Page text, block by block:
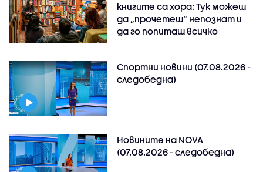
книгите са хора: Тук можеш
да „прочетеш“ непознат и
да го попиташ всичко
Спортни новини (07.08.2026 -
следобедна)
Новините на NOVA
(07.08.2026 - следобедна)